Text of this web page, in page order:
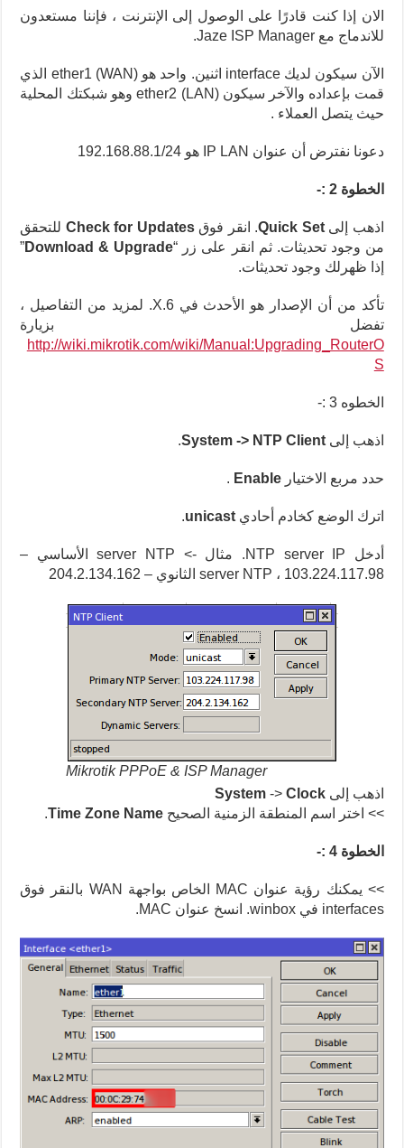
الان إذا كنت قادرًا على الوصول إلى الإنترنت ، فإننا مستعدون
للاندماج مع Jaze ISP Manager.
الآن سيكون لديك interface اثنين.
واحد هو ether1 (WAN) الذي
قمت بإعداده والآخر سيكون ether2 (LAN) وهو شبكتك المحلية
حيث يتصل العملاء .
دعونا نفترض أن عنوان IP LAN هو 192.168.88.1/24
الخطوة 2 :-
اذهب إلى Quick Set. انقر فوق Check for Updatesللتحقق
من وجود تحديثات. ثم انقر على زر “Download & Upgrade
”
إذا ظهرلك وجود تحديثات.
تأكد من أن الإصدار هو الأحدث في 6.X. لمزيد من التفاصيل ،
تفضل بزيارة
http://wiki.mikrotik.com/wiki/Manual:Upgrading_RouterO
S
الخطوه 3 :-
اذهب إلى System -> NTP Client
.
حدد مربع الاختيار Enable
.
اترك الوضع كخادم أحادي unicast
.
أدخل NTP server IP.
مثال -> server NTP الأساسي –
103.224.117.98 ، server NTP الثانوي – 204.2.134.162
Mikrotik PPPoE & ISP Manager
اذهب إلى
System->Clock
>> اختر اسم المنطقة الزمنية الصحيح Time Zone Name
.
الخطوة 4 :-
>> يمكنك رؤية عنوان MAC الخاص بواجهة WAN بالنقر فوق
interfaces في winbox. انسخ عنوان MAC.